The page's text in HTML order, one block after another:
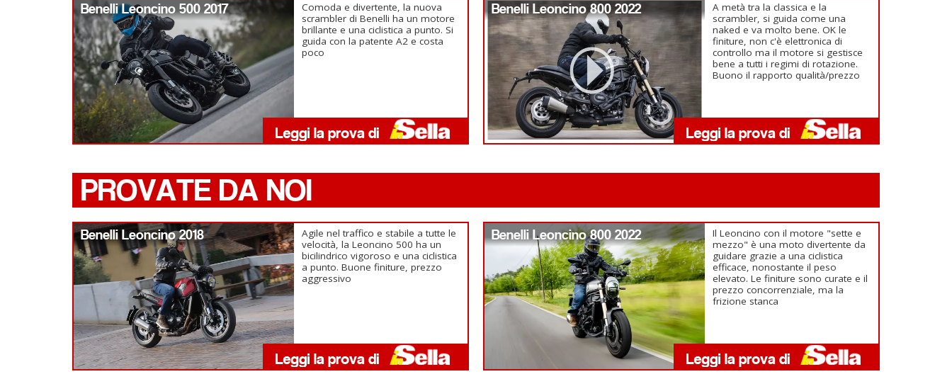
Benelli Leoncino 500 2017
Comoda e divertente, la nuova
scrambler di Benelli ha un motore
brillante e una ciclistica a punto. Si
guida con la patente A2 e costa
poco
Benelli Leoncino 800 2022
A metà tra la classica e la
scrambler, si guida come una
naked e va molto bene. OK le
finiture, non c'è elettronica di
controllo ma il motore si gestisce
bene a tutti i regimi di rotazione.
Buono il rapporto qualità/prezzo
PROVATE DA NOI
Benelli Leoncino 2018
Agile nel traffico e stabile a tutte le
velocità, la Leoncino 500 ha un
bicilindrico vigoroso e una ciclistica
a punto. Buone finiture, prezzo
aggressivo
Benelli Leoncino 800 2022
Il Leoncino con il motore "sette e
mezzo" è una moto divertente da
guidare grazie a una ciclistica
efficace, nonostante il peso
elevato. Le finiture sono curate e il
prezzo concorrenziale, ma la
frizione stanca